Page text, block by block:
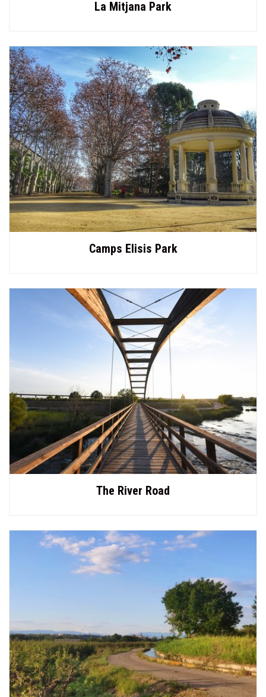
La Mitjana Park
Camps Elisis Park
The River Road